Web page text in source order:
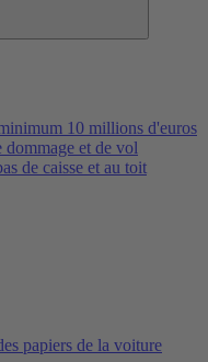
10 millions d'euros
dommage et de vol
de caisse et au toit
papiers de la voiture